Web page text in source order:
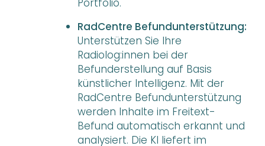
Portfolio.
RadCentre Befundunterstützung:
Unterstützen Sie Ihre
Radiolog:innen bei der
Befunderstellung auf Basis
künstlicher Intelligenz. Mit der
RadCentre Befundunterstützung
werden Inhalte im Freitext-
Befund automatisch erkannt und
analysiert. Die KI liefert im